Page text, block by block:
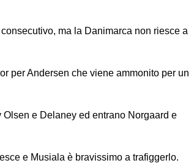
ma la Danimarca non riesce a
per Andersen che viene ammonito per un
Olsen e Delaney ed entrano Norgaard e
e Musiala è bravissimo a trafiggerlo.